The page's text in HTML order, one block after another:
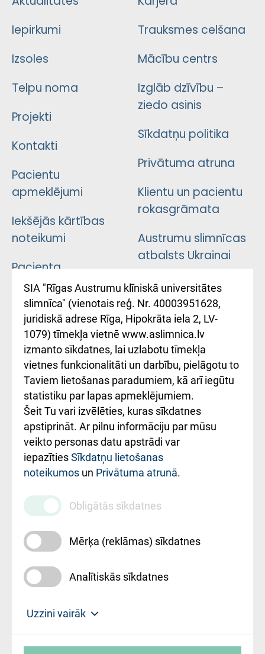
Iepirkumi
Izsoles
Telpu noma
Projekti
Kontakti
Pacientu
apmeklējumi
Iekšējās kārtības
noteikumi
Pacienta
atsauksmju/sūdzību
iesniegšanas
kārtība
Kā pie mums nokļūt
Rēķinu apmaksas
ceļvedis
Rekvizīti un
ārstniecības
iestādes kods
010000234
Maksas
pakalpojumu
cenrādis
Trauksmes celšana
Mācību centrs
Izglāb dzīvību –
ziedo asinis
Sīkdatņu politika
Privātuma atruna
Klientu un pacientu
rokasgrāmata
Austrumu slimnīcas
atbalsts Ukrainai
Підтримка Східної
лікарні та співпраця з
Україною
SIA "Rīgas Austrumu klīniskā universitātes
slimnīca" (vienotais reģ. Nr. 40003951628,
juridiskā adrese Rīga, Hipokrāta iela 2, LV-
1079) tīmekļa vietnē www.aslimnica.lv
izmanto sīkdatnes, lai uzlabotu tīmekļa
vietnes funkcionalitāti un darbību, pielāgotu to
Taviem lietošanas paradumiem, kā arī iegūtu
statistiku par lapas apmeklējumiem.
Šeit Tu vari izvēlēties, kuras sīkdatnes
apstiprināt. Ar pilnu informāciju par mūsu
veikto personas datu apstrādi var
iepazītiesSīkdatņu lietošanas
noteikumos un Privātuma atrunā.
Obligātās sīkdatnes
Mērķa (reklāmas) sīkdatnes
Analītiskās sīkdatnes
Uzzini vairāk